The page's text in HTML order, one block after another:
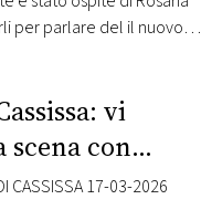
per parlare del il nuovo
anni dall’ultima
per l’artista che
live con la tournée open
nel 2026”.
nei…
vi
scena con
CASSISSA 17-03-2026